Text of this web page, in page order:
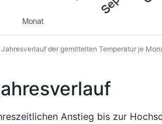
Jahresverlauf der gemittelten Temperatur je
Anstieg bis zur